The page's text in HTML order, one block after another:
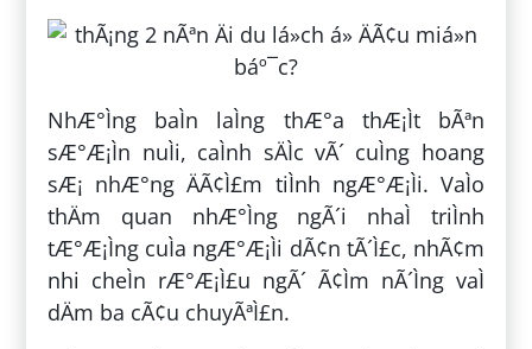
NhÆ°Ìng baÌn laÌng thÆ°a thÆ¡Ìt bÃªn
sÆ°Æ¡Ìn nuÌi, caÌnh sÄÌc vÃ´ cuÌng hoang
sÆ¡ nhÆ°ng ÄÃ¢Ì£m tiÌnh ngÆ°Æ¡Ìi. VaÌo
thÄm quan nhÆ°Ìng ngÃ´i nhaÌ triÌnh
tÆ°Æ¡Ìng cuÌa ngÆ°Æ¡Ìi dÃ¢n tÃ´Ì£c, nhÃ¢m
nhi cheÌn rÆ°Æ¡Ì£u ngÃ´ Ã¢Ìm nÃ´Ìng vaÌ
dÄm ba cÃ¢u chuyÃªÌ£n.